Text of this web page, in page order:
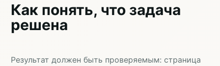
Как понять, что задача
решена
Результат должен быть проверяемым: страница